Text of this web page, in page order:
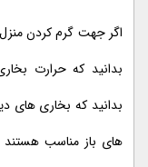
اگر جهت گرم کردن
بدانید که حرارت
بدانید که بخاری های
های باز مناسب